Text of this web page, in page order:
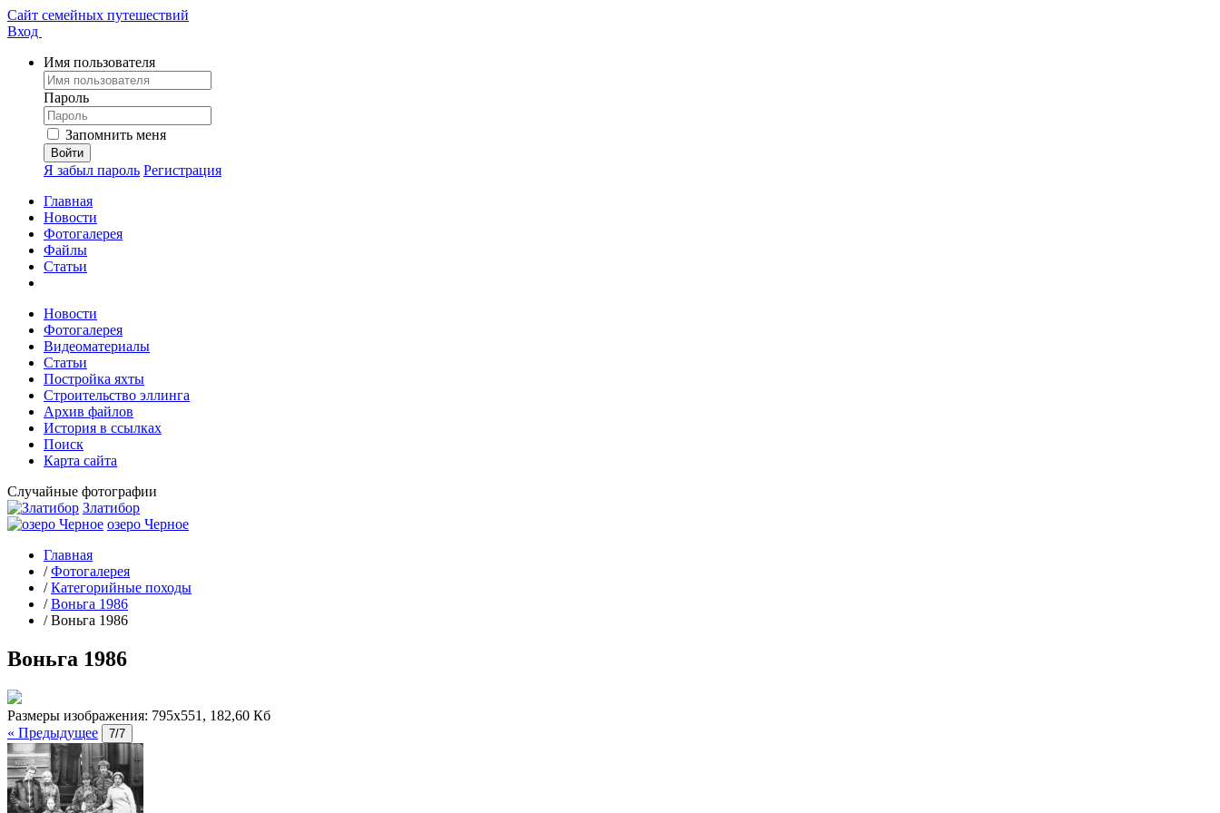
Сайт семейных путешествий
Вход
Имя пользователя
Пароль
Запомнить меня
Я забыл пароль Регистрация
Главная
Новости
Фотогалерея
Файлы
Статьи
Новости
Фотогалерея
Видеоматериалы
Статьи
Постройка яхты
Строительство эллинга
Архив файлов
История в ссылках
Поиск
Карта сайта
Случайные фотографии
Златибор
озеро Черное
Главная
/ Фотогалерея
/ Категорийные походы
/ Воньга 1986
/Воньга 1986
Воньга 1986
Размеры изображения: 795x551, 182,60 Кб
« Предыдущее
7/7